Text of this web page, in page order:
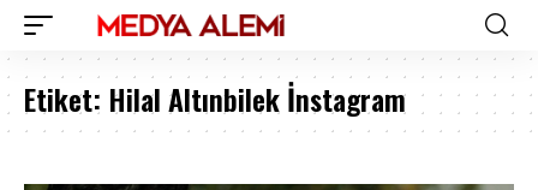
Etiket: Hilal Altınbilek İnstagram